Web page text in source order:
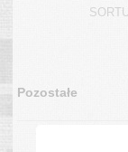
Pozostałe